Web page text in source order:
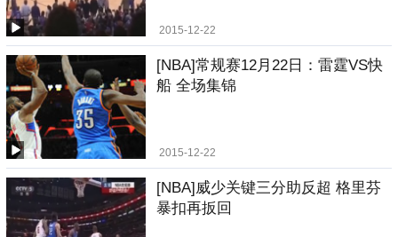
2015-12-22
[NBA]常规赛12月22日：雷霆VS快
船 全场集锦
2015-12-22
[NBA]威少关键三分助反超 格里芬
暴扣再扳回